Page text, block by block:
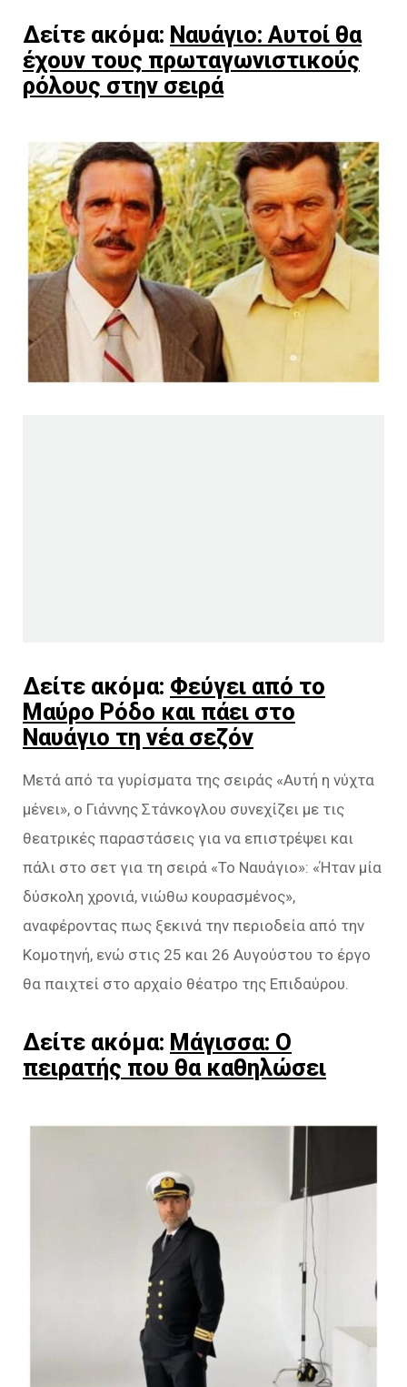
Δείτε ακόμα: Ναυάγιο: Αυτοί θα
έχουν τους πρωταγωνιστικούς
ρόλους στην σειρά
Δείτε ακόμα: Φεύγει από το
Μαύρο Ρόδο και πάει στο
Ναυάγιο τη νέα σεζόν
Μετά από τα γυρίσματα της σειράς «Αυτή η νύχτα
μένει», ο Γιάννης Στάνκογλου συνεχίζει με τις
θεατρικές παραστάσεις για να επιστρέψει και
πάλι στο σετ για τη σειρά «Το Ναυάγιο»: «Ήταν μία
δύσκολη χρονιά, νιώθω κουρασμένος»,
αναφέροντας πως ξεκινά την περιοδεία από την
Κομοτηνή, ενώ στις 25 και 26 Αυγούστου το έργο
θα παιχτεί στο αρχαίο θέατρο της Επιδαύρου.
Δείτε ακόμα: Μάγισσα: Ο
πειρατής που θα καθηλώσει